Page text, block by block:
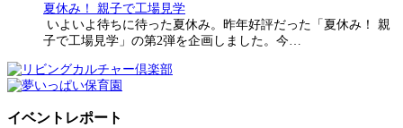
夏休み！ 親子で工場見学
いよいよ待ちに待った夏休み。昨年好評だった「夏休み！ 親
子で工場見学」の第2弾を企画しました。今…
イベントレポート